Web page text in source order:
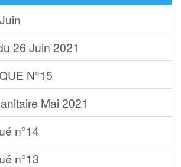
26 Juin 2021
N°15
Mai 2021
n°14
n°13